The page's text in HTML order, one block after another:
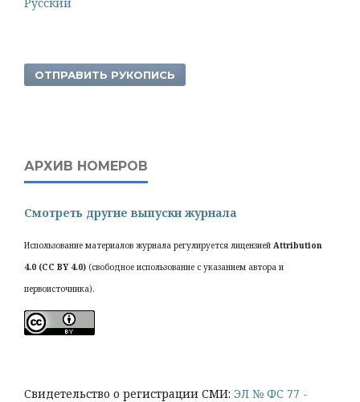
ОТПРАВИТЬ РУКОПИСЬ
АРХИВ НОМЕРОВ
Смотреть другие выпуски журнала
Использование материалов журнала регулируется лицензией Attribution
4.0 (CC BY 4.0) (свободное использование с указанием автора и
первоисточника).
Cвидетельство о регистрации СМИ: ЭЛ № ФС 77 -